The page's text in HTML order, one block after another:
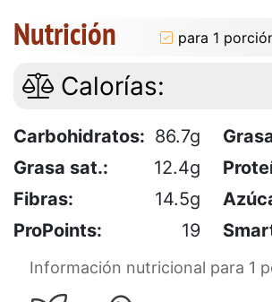
Nutrición para 1
Calorías:
Carbohidratos: 86.7g
Grasa sat.:
12.4g
Fibras:
14.5g
ProPoints:
19
Información nutricional para 1